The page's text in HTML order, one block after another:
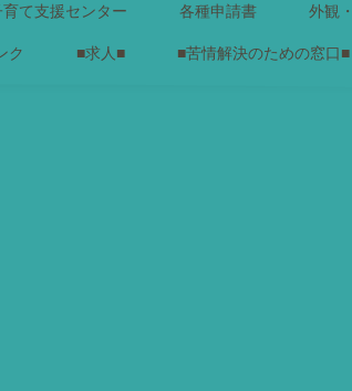
て支援センター 各種申請書 外観
ク ■求人■ ■苦情解決のための窓口■